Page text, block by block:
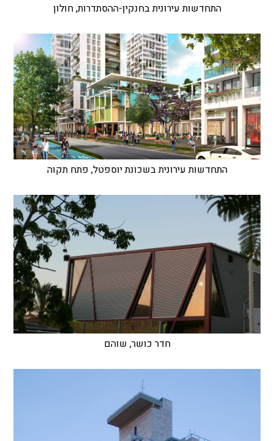
התחדשות עירונית בחנקין-ההסתדרות, חולון
התחדשות עירונית בשכונת יוספטל, פתח תקוה
חדר כושר, שוהם